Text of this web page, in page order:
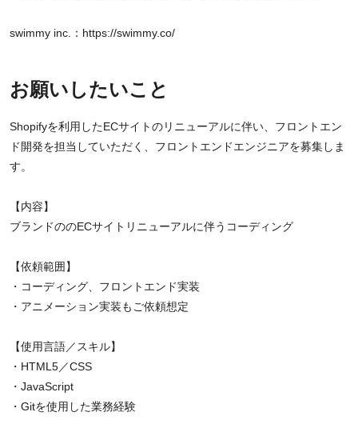
swimmy inc.： https://swimmy.co/
お願いしたいこと
Shopifyを利用したECサイトのリニューアルに伴い、フロントエン
ド開発を担当していただく、フロントエンドエンジニアを募集しま
す。
【内容】
ブランドののECサイトリニューアルに伴うコーディング
【依頼範囲】
・コーディング、フロントエンド実装
・アニメーション実装もご依頼想定
【使用言語／スキル】
・HTML5／CSS
・JavaScript
・Gitを使用した業務経験